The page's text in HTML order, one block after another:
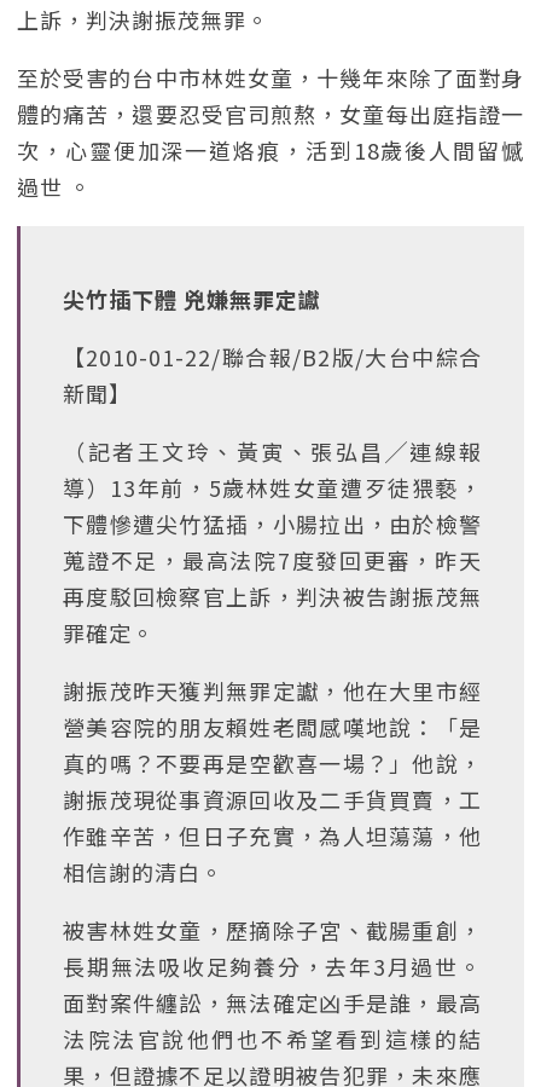
上訴，判決謝振茂無罪。
至於受害的台中市林姓女童，十幾年來除了面對身
體的痛苦，還要忍受官司煎熬，女童每出庭指證一
次，心靈便加深一道烙痕，活到18歲後人間留憾
過世 。
尖竹插下體 兇嫌無罪定讞
【2010-01-22/聯合報/B2版/大台中綜合
新聞】
（記者王文玲、黃寅、張弘昌╱連線報
導）13年前，5歲林姓女童遭歹徒猥褻，
下體慘遭尖竹猛插，小腸拉出，由於檢警
蒐證不足，最高法院7度發回更審，昨天
再度駁回檢察官上訴，判決被告謝振茂無
罪確定。
謝振茂昨天獲判無罪定讞，他在大里市經
營美容院的朋友賴姓老闆感嘆地說：「是
真的嗎？不要再是空歡喜一場？」他說，
謝振茂現從事資源回收及二手貨買賣，工
作雖辛苦，但日子充實，為人坦蕩蕩，他
相信謝的清白。
被害林姓女童，歷摘除子宮、截腸重創，
長期無法吸收足夠養分，去年3月過世。
面對案件纏訟，無法確定凶手是誰，最高
法院法官說他們也不希望看到這樣的結
果，但證據不足以證明被告犯罪，未來應